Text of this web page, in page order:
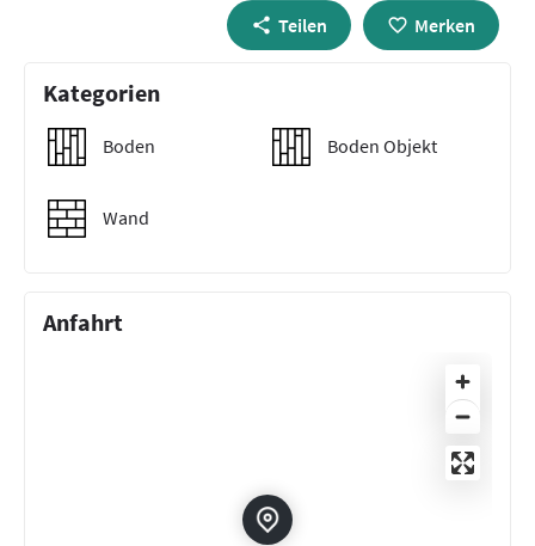
Teilen Merken
Kategorien
Boden Boden Objekt
Wand
Anfahrt